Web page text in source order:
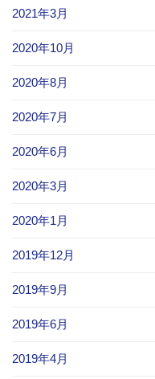
2021年3月
2020年10月
2020年8月
2020年7月
2020年6月
2020年3月
2020年1月
2019年12月
2019年9月
2019年6月
2019年4月